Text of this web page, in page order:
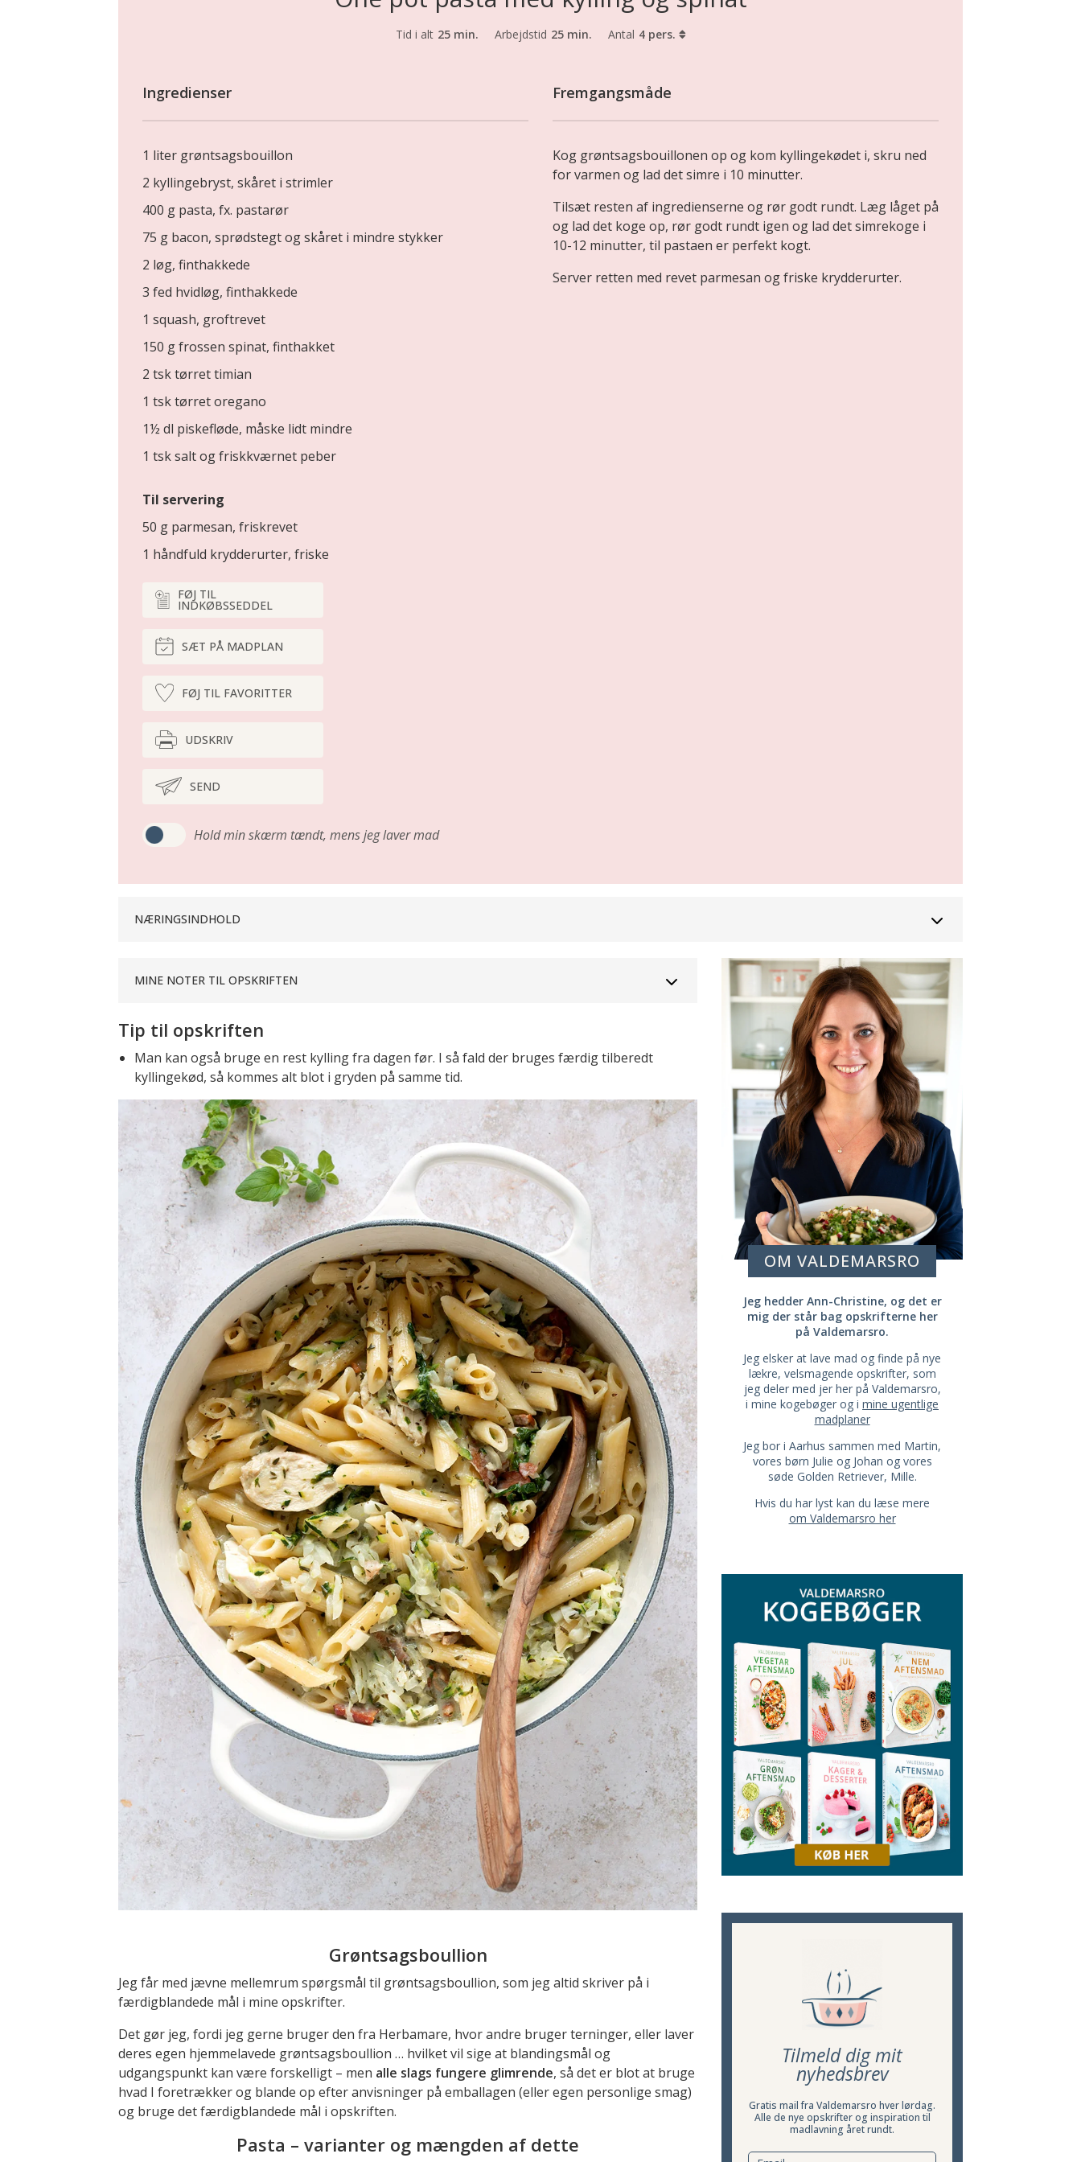
Tid i alt 25 min. Arbejdstid 25 min. Antal 4 pers.
Ingredienser
1 liter grøntsagsbouillon
2 kyllingebryst, skåret i strimler
400 g pasta, fx. pastarør
75 g bacon, sprødstegt og skåret i mindre stykker
2 løg, finthakkede
3 fed hvidløg, finthakkede
1 squash, groftrevet
150 g frossen spinat, finthakket
2 tsk tørret timian
1 tsk tørret oregano
1½ dl piskefløde, måske lidt mindre
1 tsk salt og friskkværnet peber
Til servering
50 g parmesan, friskrevet
1 håndfuld krydderurter, friske
Fremgangsmåde
Kog grøntsagsbouillonen op og kom kyllingekødet i, skru ned
for varmen og lad det simre i 10 minutter.
Tilsæt resten af ingredienserne og rør godt rundt. Læg låget på
og lad det koge op, rør godt rundt igen og lad det simrekoge i
10-12 minutter, til pastaen er perfekt kogt.
Server retten med revet parmesan og friske krydderurter.
FØJ TIL
INDKØBSSEDDEL
SÆT PÅ MADPLAN
FØJ TIL FAVORITTER
UDSKRIV
SEND
Hold min skærm tændt, mens jeg laver mad
NÆRINGSINDHOLD
MINE NOTER TIL OPSKRIFTEN
Tip til opskriften
Man kan også bruge en rest kylling fra dagen før. I så fald der bruges færdig tilberedt
kyllingekød, så kommes alt blot i gryden på samme tid.
Grøntsagsboullion
Jeg får med jævne mellemrum spørgsmål til grøntsagsboullion, som jeg altid skriver på i
færdigblandede mål i mine opskrifter.
Det gør jeg, fordi jeg gerne bruger den fra Herbamare, hvor andre bruger terninger, eller laver
deres egen hjemmelavede grøntsagsboullion … hvilket vil sige at blandingsmål og
udgangspunkt kan være forskelligt – men alle slags fungere glimrende, så det er blot at bruge
hvad I foretrækker og blande op efter anvisninger på emballagen (eller egen personlige smag)
og bruge det færdigblandede mål i opskriften.
Pasta – varianter og mængden af dette
OM VALDEMARSRO
Jeg hedder Ann-Christine, og det er
mig der står bag opskrifterne her
på Valdemarsro.
Jeg elsker at lave mad og finde på nye
lækre, velsmagende opskrifter, som
jeg deler med jer her på Valdemarsro,
i mine kogebøger og i mine ugentlige
madplaner
Jeg bor i Aarhus sammen med Martin,
vores børn Julie og Johan og vores
søde Golden Retriever, Mille.
Hvis du har lyst kan du læse mere
om Valdemarsro her
Tilmeld dig mit
nyhedsbrev
Gratis mail fra Valdemarsro hver lørdag.
Alle de nye opskrifter og inspiration til
madlavning året rundt.